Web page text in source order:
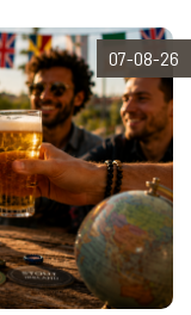
07-08-26